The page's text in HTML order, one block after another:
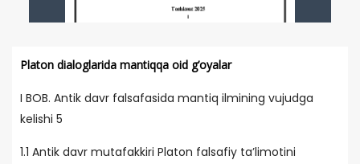
Platon dialoglarida mantiqqa oid g’oyalar
I BOB. Antik davr falsafasida mantiq ilmining vujudga
kelishi 5
1.1 Antik davr mutafakkiri Platon falsafiy ta’limotini